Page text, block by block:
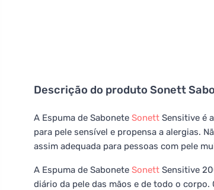
Descrição do produto Sonett
A Espuma de Sabonete Sonett Sensitive é
para pele sensível e propensa a alergias.
assim adequada para pessoas com pele
A Espuma de Sabonete Sonett Sensitive
diário da pele das mãos e de todo o